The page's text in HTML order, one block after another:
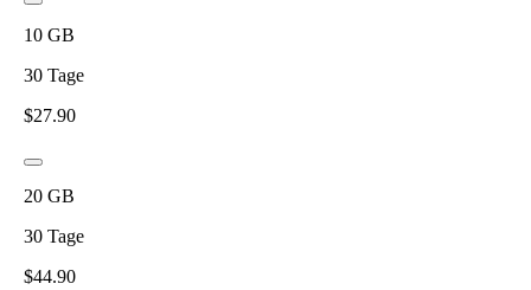
10 GB
30 Tage
$27.90
20 GB
30 Tage
$44.90